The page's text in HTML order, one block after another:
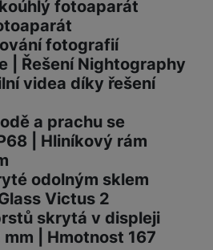
fotoaparát
fotografií
| Řešení Nightography
videa díky řešení
a prachu se
| Hliníkový rám
odolným sklem
Victus 2
skrytá v displeji
| Hmotnost 167